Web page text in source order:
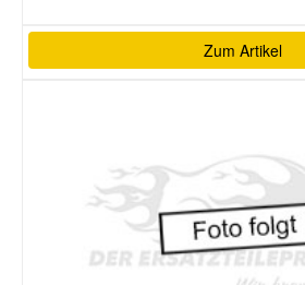
Zum Artikel